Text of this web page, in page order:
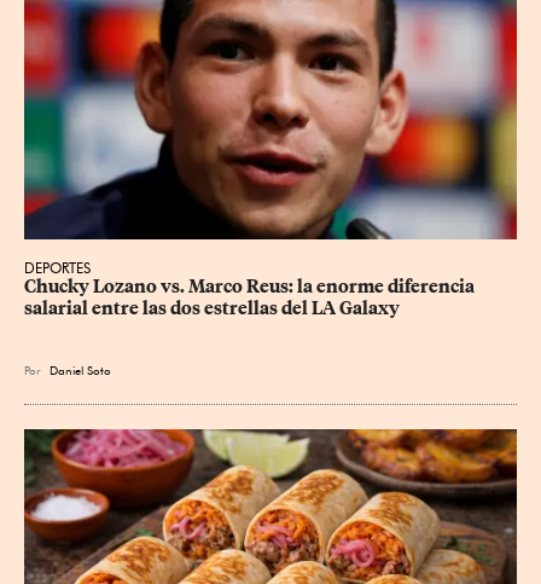
DEPORTES
Chucky Lozano vs. Marco Reus: la enorme diferencia
salarial entre las dos estrellas del LA Galaxy
Por Daniel Soto